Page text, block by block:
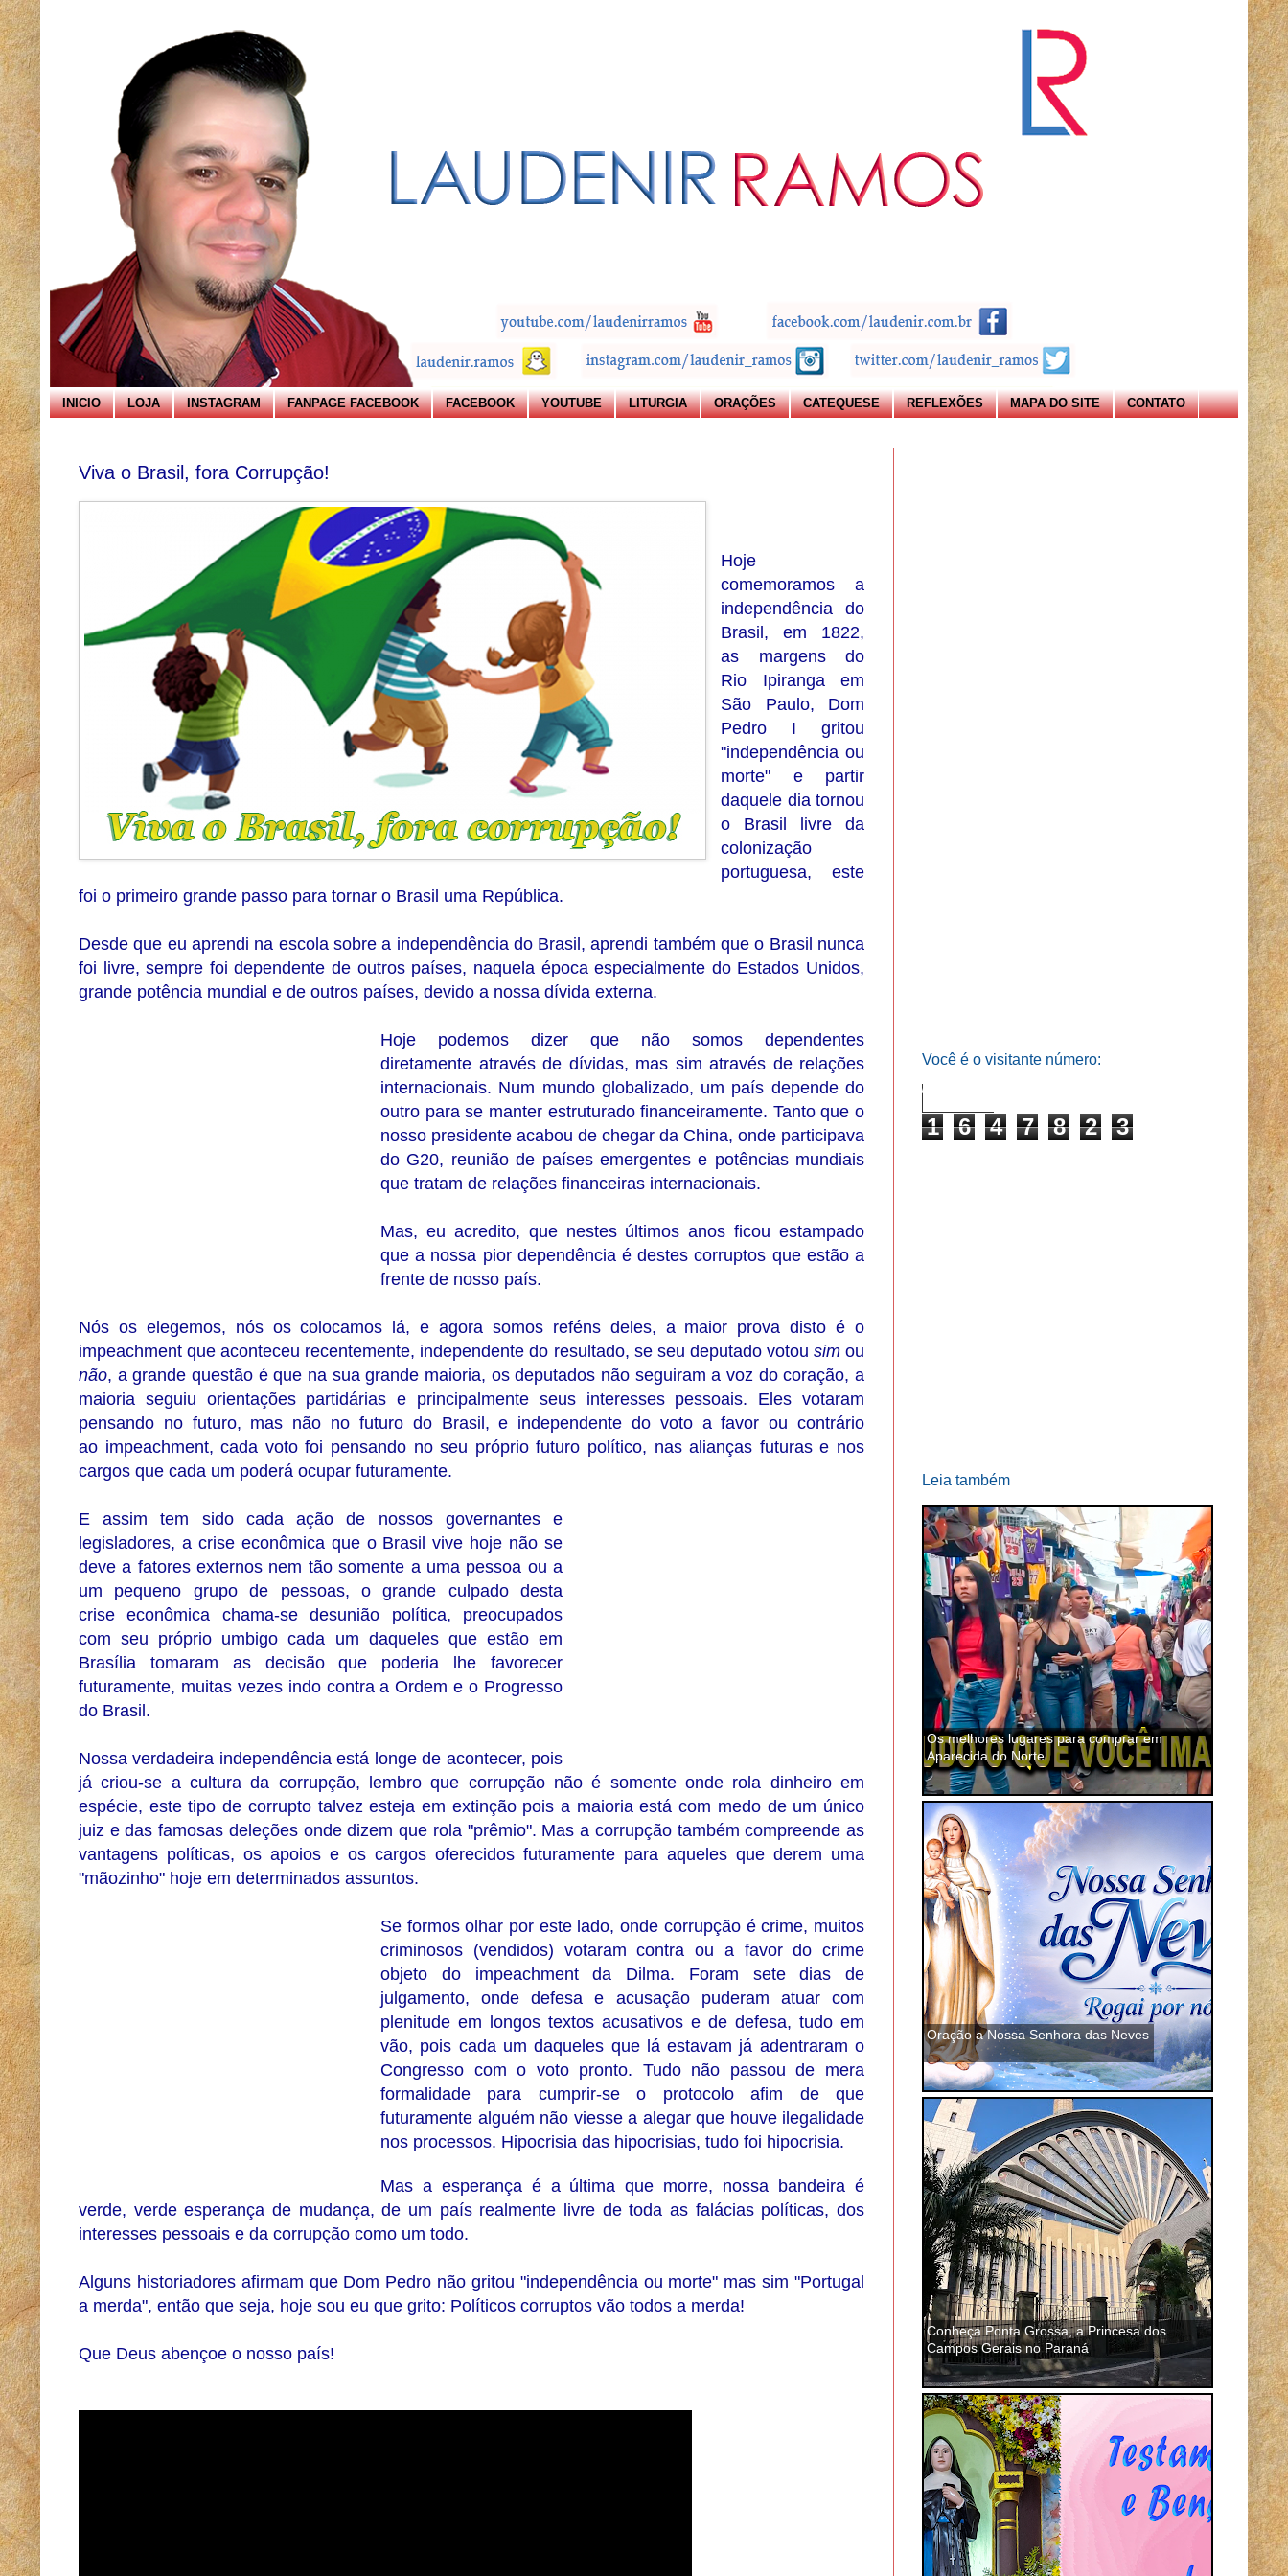
INICIO LOJA INSTAGRAM FANPAGE FACEBOOK FACEBOOK YOUTUBE LITURGIA ORAÇÕES CATEQUESE REFLEXÕES MAPA DO SITE CONTATO
Viva o Brasil, fora Corrupção!
Hoje
comemoramos a
independência do
Brasil, em 1822,
as margens do
Rio Ipiranga em
São Paulo, Dom
Pedro I gritou
"independência ou
morte" e partir
daquele dia tornou
o Brasil livre da
colonização
portuguesa, este
foi o primeiro grande passo para tornar o Brasil uma República.
Desde que eu aprendi na escola sobre a independência do Brasil, aprendi também que o Brasil nunca
foi livre, sempre foi dependente de outros países, naquela época especialmente do Estados Unidos,
grande potência mundial e de outros países, devido a nossa dívida externa.
Hoje podemos dizer que não somos dependentes
diretamente através de dívidas, mas sim através de relações
internacionais. Num mundo globalizado, um país depende do
outro para se manter estruturado financeiramente. Tanto que o
nosso presidente acabou de chegar da China, onde participava
do G20, reunião de países emergentes e potências mundiais
que tratam de relações financeiras internacionais.
Mas, eu acredito, que nestes últimos anos ficou estampado
que a nossa pior dependência é destes corruptos que estão a
frente de nosso país.
Nós os elegemos, nós os colocamos lá, e agora somos reféns deles, a maior prova disto é o
impeachment que aconteceu recentemente, independente do resultado, se seu deputado votou simou
não, a grande questão é que na sua grande maioria, os deputados não seguiram a voz do coração, a
maioria seguiu orientações partidárias e principalmente seus interesses pessoais. Eles votaram
pensando no futuro, mas não no futuro do Brasil, e independente do voto a favor ou contrário
ao impeachment, cada voto foi pensando no seu próprio futuro político, nas alianças futuras e nos
cargos que cada um poderá ocupar futuramente.
E assim tem sido cada ação de nossos governantes e
legisladores, a crise econômica que o Brasil vive hoje não se
deve a fatores externos nem tão somente a uma pessoa ou a
um pequeno grupo de pessoas, o grande culpado desta
crise econômica chama-se desunião política, preocupados
com seu próprio umbigo cada um daqueles que estão em
Brasília tomaram as decisão que poderia lhe favorecer
futuramente, muitas vezes indo contra a Ordem e o Progresso
do Brasil.
Nossa verdadeira independência está longe de acontecer, pois
já criou-se a cultura da corrupção, lembro que corrupção não é somente onde rola dinheiro em
espécie, este tipo de corrupto talvez esteja em extinção pois a maioria está com medo de um único
juiz e das famosas deleções onde dizem que rola "prêmio". Mas a corrupção também compreende as
vantagens políticas, os apoios e os cargos oferecidos futuramente para aqueles que derem uma
"mãozinho" hoje em determinados assuntos.
Se formos olhar por este lado, onde corrupção é crime, muitos
criminosos (vendidos) votaram contra ou a favor do crime
objeto do impeachment da Dilma. Foram sete dias de
julgamento, onde defesa e acusação puderam atuar com
plenitude em longos textos acusativos e de defesa, tudo em
vão, pois cada um daqueles que lá estavam já adentraram o
Congresso com o voto pronto. Tudo não passou de mera
formalidade para cumprir-se o protocolo afim de que
futuramente alguém não viesse a alegar que houve ilegalidade
nos processos. Hipocrisia das hipocrisias, tudo foi hipocrisia.
Mas a esperança é a última que morre, nossa bandeira é
verde, verde esperança de mudança, de um país realmente livre de toda as falácias políticas, dos
interesses pessoais e da corrupção como um todo.
Alguns historiadores afirmam que Dom Pedro não gritou "independência ou morte" mas sim "Portugal
a merda", então que seja, hoje sou eu que grito: Políticos corruptos vão todos a merda!
Que Deus abençoe o nosso país!
Você é o visitante número:
1 6 4 7 8 2 3
Leia também
Os melhores lugares para comprar em
Aparecida do Norte
Oração a Nossa Senhora das Neves
Conheça Ponta Grossa, a Princesa dos
Campos Gerais no Paraná